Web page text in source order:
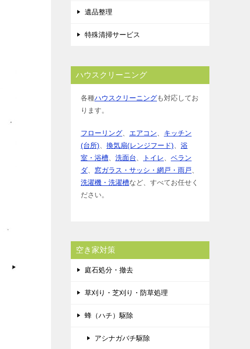
遺品整理
特殊清掃サービス
ハウスクリーニング
各種ハウスクリーニングも対応してお
ります。
フローリング エアコン
キッチン
(台所)
換気扇(レンジフード)
浴
室・浴槽
洗面台 トイレ
ベラン
ダ
窓ガラス・サッシ・網戸・雨戸
洗濯機・洗濯槽など、すべてお任せく
ださい。
空き家対策
庭石処分・撤去
草刈り・芝刈り・防草処理
蜂（ハチ）駆除
アシナガバチ駆除